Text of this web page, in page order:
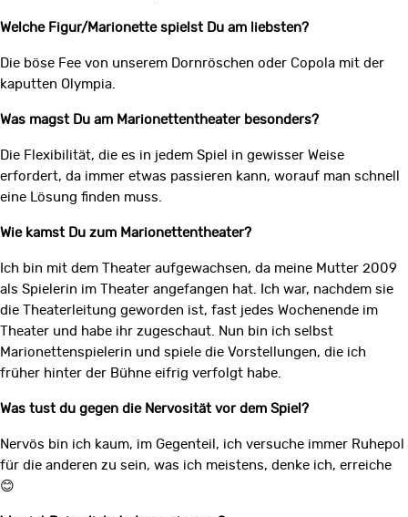
Welche Figur/Marionette spielst Du am liebsten?
Die böse Fee von unserem Dornröschen oder Copola mit der
kaputten Olympia.
Was magst Du am Marionettentheater besonders?
Die Flexibilität, die es in jedem Spiel in gewisser Weise
erfordert, da immer etwas passieren kann, worauf man schnell
eine Lösung finden muss.
Wie kamst Du zum Marionettentheater?
Ich bin mit dem Theater aufgewachsen, da meine Mutter 2009
als Spielerin im Theater angefangen hat. Ich war, nachdem sie
die Theaterleitung geworden ist, fast jedes Wochenende im
Theater und habe ihr zugeschaut. Nun bin ich selbst
Marionettenspielerin und spiele die Vorstellungen, die ich
früher hinter der Bühne eifrig verfolgt habe.
Was tust du gegen die Nervosität vor dem Spiel?
Nervös bin ich kaum, im Gegenteil, ich versuche immer Ruhepol
für die anderen zu sein, was ich meistens, denke ich, erreiche
😊